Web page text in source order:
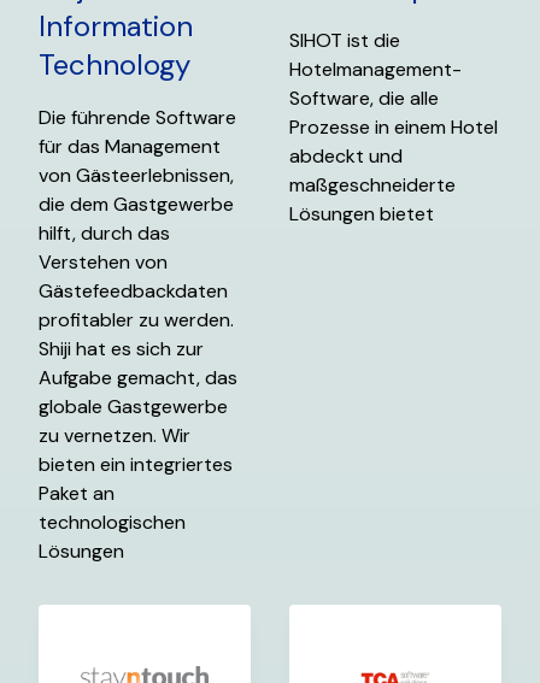
Information
Technology
Die führende Software
für das Management
von Gästeerlebnissen,
die dem Gastgewerbe
hilft, durch das
Verstehen von
Gästefeedbackdaten
profitabler zu werden.
Shiji hat es sich zur
Aufgabe gemacht, das
globale Gastgewerbe
zu vernetzen. Wir
bieten ein integriertes
Paket an
technologischen
Lösungen
SIHOT ist die
Hotelmanagement-
Software, die alle
Prozesse in einem Hotel
abdeckt und
maßgeschneiderte
Lösungen bietet